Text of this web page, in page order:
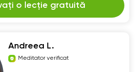
o lecție gratuită
Andreea L.
Meditator verificat